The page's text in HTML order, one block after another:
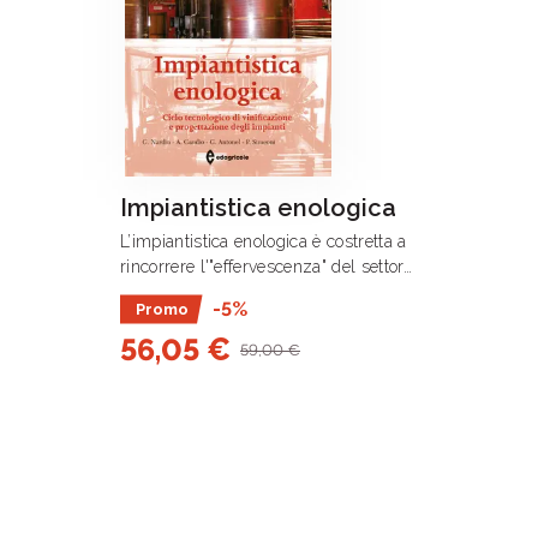
Impiantistica enologica
L’impiantistica enologica è costretta a
rincorrere l'"effervescenza" del settore
vitivinicolo senza però disporre di una
indispensabile manualistica a
carattere ingegneristico che consenta
una .
Promo -5%
56,05 € 59,00 €